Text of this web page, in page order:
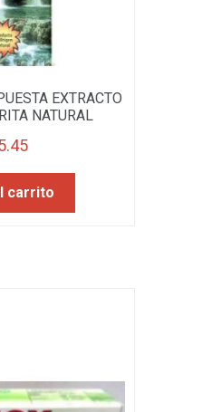
EXTRACTO
NATURAL
carrito